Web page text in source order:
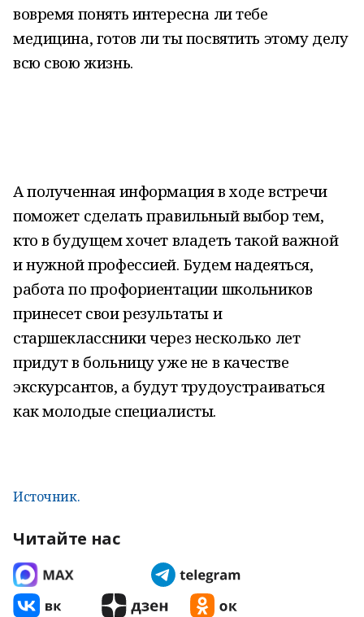
вовремя понять интересна ли тебе
медицина, готов ли ты посвятить этому делу
всю свою жизнь.
А полученная информация в ходе встречи
поможет сделать правильный выбор тем,
кто в будущем хочет владеть такой важной
и нужной профессией. Будем надеяться,
работа по профориентации школьников
принесет свои результаты и
старшеклассники через несколько лет
придут в больницу уже не в качестве
экскурсантов, а будут трудоустраиваться
как молодые специалисты.
Источник.
Читайте нас